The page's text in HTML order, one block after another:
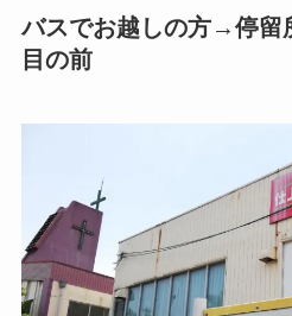
バスでお越しの方→停留
目の前